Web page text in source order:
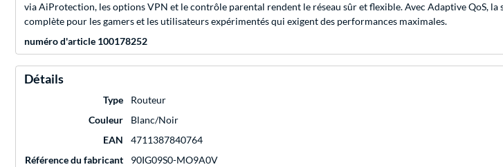
via AiProtection, les options VPN et le contrôle parental rendent le réseau sûr et flexible. Avec Adaptive QoS,
complète pour les gamers et les utilisateurs expérimentés qui exigent des performances maximales.
numéro d'article 100178252
Détails
Type
Routeur
Couleur
Blanc/Noir
EAN
4711387840764
Référence du fabricant
90IG09S0-MO9A0V